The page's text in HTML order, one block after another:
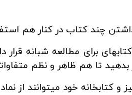
چند کتاب در کنار هم
برای مطالعه شبانه قرار
تا هم ظاهر و نظم
کتابخانه خود میتوانند از